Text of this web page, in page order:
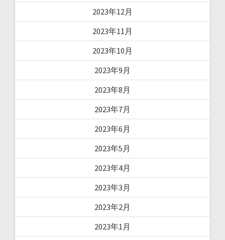
2023年12月
2023年11月
2023年10月
2023年9月
2023年8月
2023年7月
2023年6月
2023年5月
2023年4月
2023年3月
2023年2月
2023年1月